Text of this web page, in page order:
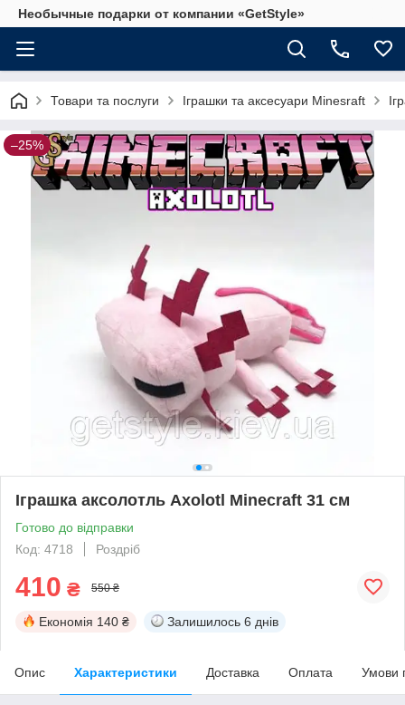
Необычные подарки от компании «GetStyle»
Товари та послуги Іграшки та аксесуари Minesraft
–25%
Іграшка аксолотль Axolotl Minecraft 31 см
Готово до відправки
Код: 4718
Роздріб
410 ₴ 550 ₴
Економія 140 ₴ Залишилось 6 днів
Опис Характеристики Доставка Оплата Умови